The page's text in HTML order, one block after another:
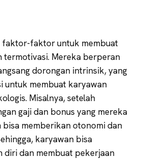
faktor-faktor untuk membuat
termotivasi. Mereka berperan
dorongan intrinsik, yang
untuk membuat karyawan
Misalnya, setelah
gaji dan bonus yang mereka
bisa memberikan otonomi dan
karyawan bisa
diri dan membuat pekerjaan